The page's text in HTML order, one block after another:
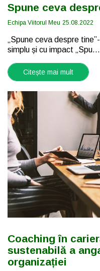
Spune ceva
Echipa Viitorul Meu 25.08.2022
„Spune ceva despre
simplu și cu impact „Spu...
Citește mai mult
Coaching în
sustenabilă a
organizației